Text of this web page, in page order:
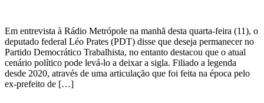
Em entrevista à Rádio Metrópole na manhã desta quarta-feira (11), o
deputado federal Léo Prates (PDT) disse que deseja permanecer no
Partido Democrático Trabalhista, no entanto destacou que o atual
cenário político pode levá-lo a deixar a sigla. Filiado a legenda
desde 2020, através de uma articulação que foi feita na época pelo
ex-prefeito de […]